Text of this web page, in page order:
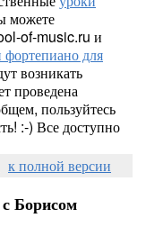
можете
of-music.ru и
фортепиано для
возникать
проведена
пользуйтесь
:-) Все доступно
к полной версии
Борисом